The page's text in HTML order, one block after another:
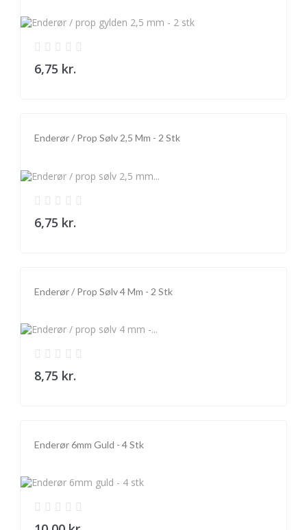
6,75 kr.
Enderør / Prop Sølv 2,5 Mm - 2 Stk
6,75 kr.
Enderør / Prop Sølv 4 Mm - 2 Stk
8,75 kr.
Enderør 6mm Guld - 4 Stk